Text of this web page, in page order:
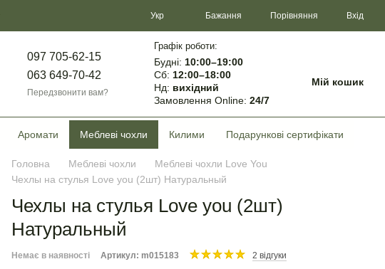
Укр Бажання Порівняння Вхід
097 705-62-15
063 649-70-42
Передзвонити вам?
Графік роботи:
Будні: 10:00–19:00
Сб: 12:00–18:00
Нд: вихідний
Замовлення Online: 24/7
Мій кошик
Аромати Меблеві чохли Килими Подарункові сертифікати
Головна Меблеві чохли
Меблеві чохли Love You
Чехлы на стулья Love you (2шт) Натуральный
Чехлы на стулья Love you (2шт)
Натуральный
Немає в наявності Артикул: m015183 2 відгуки